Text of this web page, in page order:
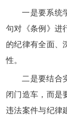
一是要系统
句对《条例》进
的纪律有全面、
性。
二是要结合
闭门造车，而是
违法案件与纪律